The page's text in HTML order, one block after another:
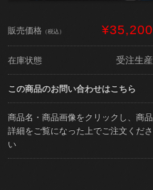
販売価格 （税込） ¥35,200
在庫状態 受注生産
この商品のお問い合わせはこちら
商品名・商品画像をクリックし、商品
詳細をご覧になった上でご注文くださ
い